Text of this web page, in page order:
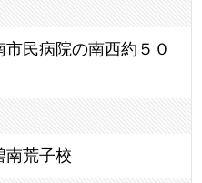
民病院の南西約５０
荒子校